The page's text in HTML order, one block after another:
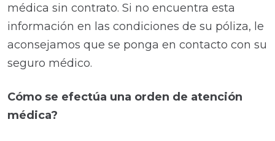
médica sin contrato. Si no encuentra esta
información en las condiciones de su póliza, le
aconsejamos que se ponga en contacto con su
seguro médico.
Cómo se efectúa una orden de atención
médica?